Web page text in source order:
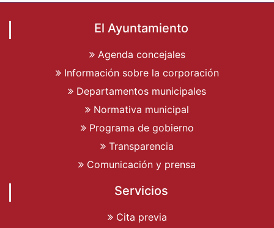
El Ayuntamiento
Agenda concejales
Información sobre la corporación
Departamentos municipales
Normativa municipal
Programa de gobierno
Transparencia
Comunicación y prensa
Servicios
Cita previa